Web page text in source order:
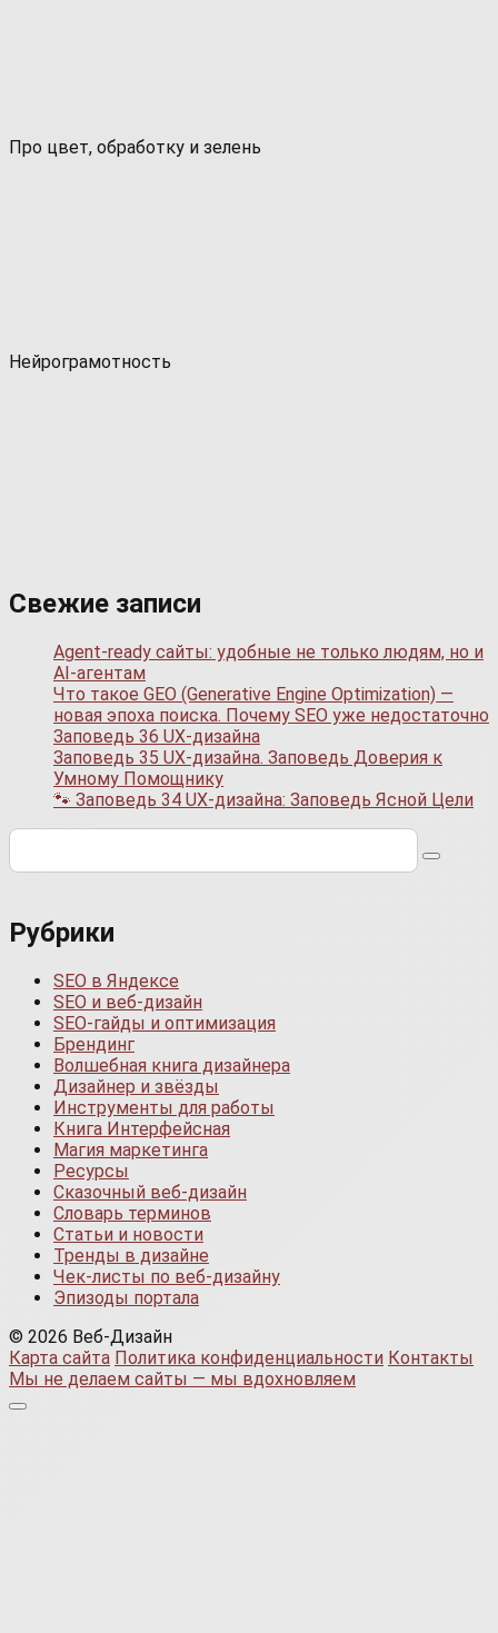
Про цвет, обработку и зелень
Нейрограмотность
Свежие записи
Agent-ready сайты: удобные не только людям, но и
AI-агентам
Что такое GEO (Generative Engine Optimization) —
новая эпоха поиска. Почему SEO уже недостаточно
Заповедь 36 UX-дизайна
Заповедь 35 UX-дизайна. Заповедь Доверия к
Умному Помощнику
🐾 Заповедь 34 UX-дизайна: Заповедь Ясной Цели
Поиск:
Рубрики
SEO в Яндексе
SEO и веб-дизайн
SEO-гайды и оптимизация
Брендинг
Волшебная книга дизайнера
Дизайнер и звёзды
Инструменты для работы
Книга Интерфейсная
Магия маркетинга
Ресурсы
Сказочный веб-дизайн
Словарь терминов
Статьи и новости
Тренды в дизайне
Чек-листы по веб-дизайну
Эпизоды портала
© 2026 Веб-Дизайн
Карта сайта Политика конфиденциальности Контакты
Мы не делаем сайты — мы вдохновляем